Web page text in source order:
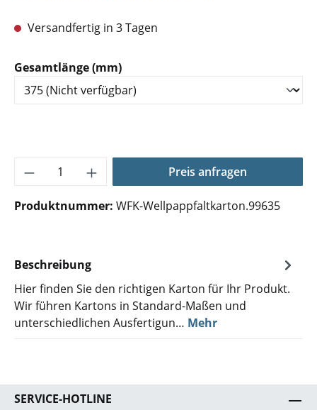
Versandfertig in 3 Tagen
Gesamtlänge (mm)auswählen
Produkt Anzahl: Gib den gewünschten
Preis anfragen
Produktnummer: WFK-Wellpappfaltkarton.99635
Beschreibung
Hier finden Sie den richtigen Karton für Ihr Produkt.
Wir führen Kartons in Standard-Maßen und
unterschiedlichen Ausfertigun… Mehr
SERVICE-HOTLINE